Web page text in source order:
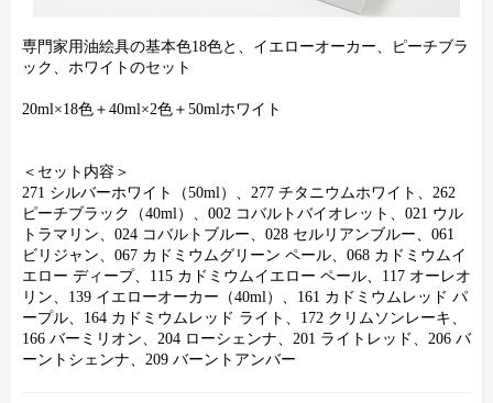
専門家用油絵具の基本色18色と、イエローオーカー、ピーチブラ
ック、ホワイトのセット
20ml×18色＋40ml×2色＋50mlホワイト
＜セット内容＞
271 シルバーホワイト（50ml）、277 チタニウムホワイト、262
ピーチブラック（40ml）、002 コバルトバイオレット、021 ウル
トラマリン、024 コバルトブルー、028 セルリアンブルー、061
ビリジャン、067 カドミウムグリーン ペール、068 カドミウムイ
エロー ディープ、115 カドミウムイエロー ペール、117 オーレオ
リン、139 イエローオーカー（40ml）、161 カドミウムレッド パ
ープル、164 カドミウムレッド ライト、172 クリムソンレーキ、
166 バーミリオン、204 ローシェンナ、201 ライトレッド、206 バ
ーントシェンナ、209 バーントアンバー